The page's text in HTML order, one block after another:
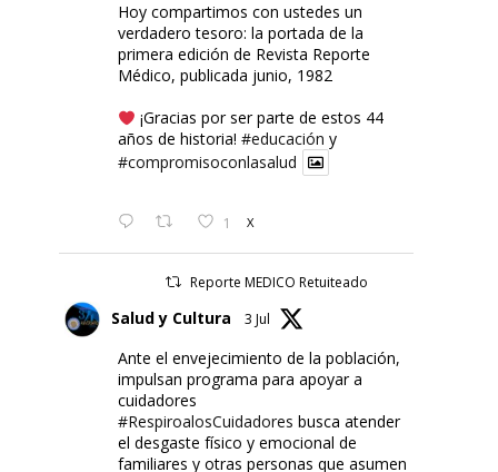
Hoy compartimos con ustedes un
verdadero tesoro: la portada de la
primera edición de Revista Reporte
Médico, publicada junio, 1982
¡Gracias por ser parte de estos 44
años de historia! #educación y
#compromisoconlasalud
1 X
Reporte MEDICO Retuiteado
Salud y Cultura 3 Jul
Ante el envejecimiento de la población,
impulsan programa para apoyar a
cuidadores
#RespiroalosCuidadores busca atender
el desgaste físico y emocional de
familiares y otras personas que asumen